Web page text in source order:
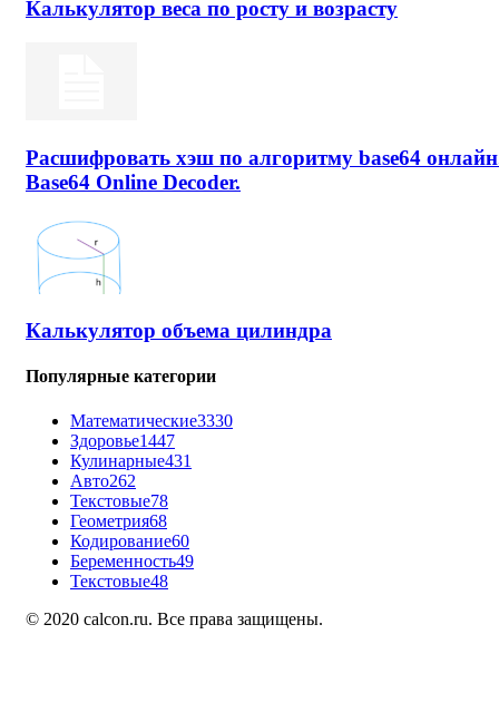
Калькулятор веса по росту и возрасту
Расшифровать хэш по алгоритму base64
Base64 Online Decoder.
Калькулятор объема цилиндра
Популярные категории
Математические3330
Здоровье1447
Кулинарные431
Авто262
Текстовые78
Геометрия68
Кодирование60
Беременность49
Текстовые48
© 2020 calcon.ru. Все права защищены.